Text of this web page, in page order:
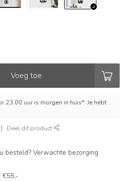
Voeg toe
23.00 uur is morgen in huis*. Je hebt
Deel dit product
besteld? Verwachte bezorging
€55,-